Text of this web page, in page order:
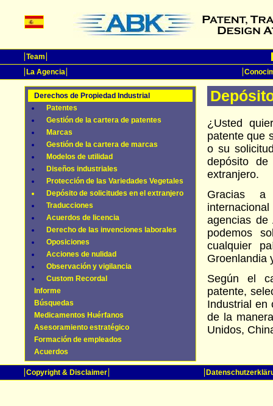
Team
La Agencia
Derechos de Propiedad Industrial
Patentes
Gestión de la cartera de patentes
Marcas
Gestión de la cartera de marcas
Modelos de utilidad
Diseños industriales
Protección de las Variedades Vegetales
Depósito de solicitudes en el extranjero
Traducciones
Acuerdos de licencia
Derecho de las invenciones laborales
Oposiciones
Acciones de nulidad
Observación y vigilancia
Custom Recordal
Informe
Búsquedas
Medicamentos Huérfanos
Asesoramiento estratégico
Formación de empleados
Acuerdos
¿Usted
patente que
o su
depósito
extranjero.
Gracias
agencias de
podemos
cualquier
Groenlandia
Según el
patente,
Industrial en
de la
Unidos,
Copyright & Disclaimer